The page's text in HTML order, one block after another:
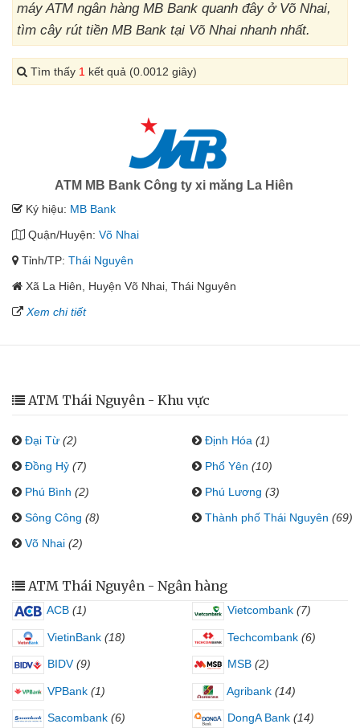
máy ATM ngân hàng MB Bank quanh đây ở Võ Nhai,
tìm cây rút tiền MB Bank tại Võ Nhai nhanh nhất.
Tìm thấy 1 kết quả (0.0012 giây)
ATM MB Bank Công ty xi măng La Hiên
Ký hiệu: MB Bank
Quận/Huyện: Võ Nhai
Tỉnh/TP: Thái Nguyên
Xã La Hiên, Huyện Võ Nhai, Thái Nguyên
Xem chi tiết
ATM Thái Nguyên - Khu vực
Đại Từ (2) Định Hóa (1)
Đồng Hỷ (7) Phổ Yên (10)
Phú Bình (2) Phú Lương (3)
Sông Công (8) Thành phố Thái Nguyên (69)
Võ Nhai (2)
ATM Thái Nguyên - Ngân hàng
ACB (1) Vietcombank (7)
VietinBank (18) Techcombank (6)
BIDV (9) MSB (2)
VPBank (1) Agribank (14)
Sacombank (6) DongA Bank (14)